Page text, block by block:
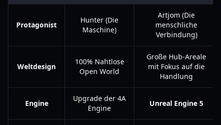
Protagonist
Hunter (Die
Maschine)
Artjom (Die
menschliche
Verbindung)
Weltdesign
100% Nahtlose
Open World
Große Hub-Areale
mit Fokus auf die
Handlung
Engine
Upgrade der 4A
Engine
Unreal Engine 5